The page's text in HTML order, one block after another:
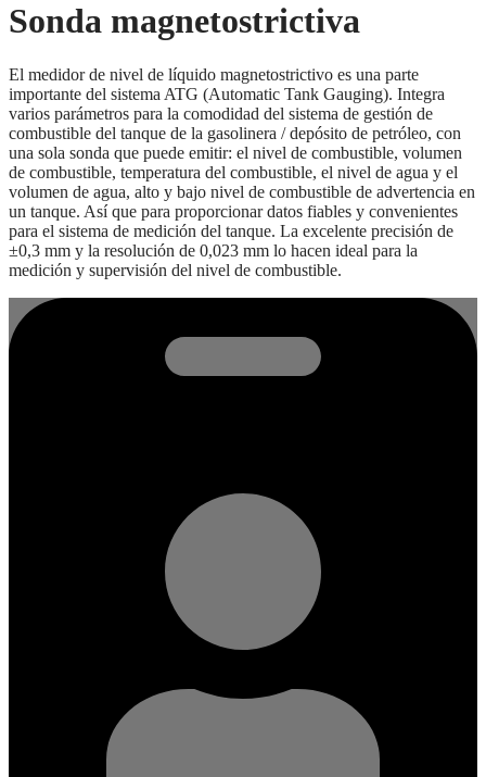
Sonda magnetostrictiva
El medidor de nivel de líquido magnetostrictivo es una parte
importante del sistema ATG (Automatic Tank Gauging). Integra
varios parámetros para la comodidad del sistema de gestión de
combustible del tanque de la gasolinera / depósito de petróleo, con
una sola sonda que puede emitir: el nivel de combustible, volumen
de combustible, temperatura del combustible, el nivel de agua y el
volumen de agua, alto y bajo nivel de combustible de advertencia en
un tanque. Así que para proporcionar datos fiables y convenientes
para el sistema de medición del tanque. La excelente precisión de
±0,3 mm y la resolución de 0,023 mm lo hacen ideal para la
medición y supervisión del nivel de combustible.